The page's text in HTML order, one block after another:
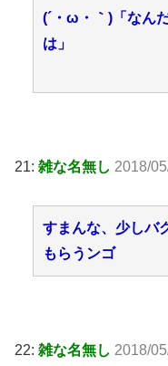
(´・ω・｀)「なん
は」
21: 雑な名無し 2018/
すまんな、少しバ
もらうンゴ
22: 雑な名無し 2018/